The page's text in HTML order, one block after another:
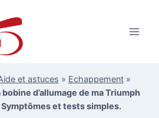
et astuces » Echappement»
d’allumage de ma Triumph
et tests simples.